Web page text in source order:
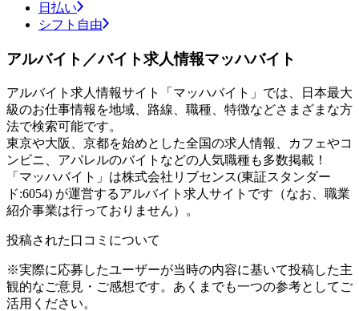
日払い
シフト自由
アルバイト／バイト求人情報マッハバイト
アルバイト求人情報サイト「マッハバイト」では、日本最大
級のお仕事情報を地域、路線、職種、特徴などさまざまな方
法で検索可能です。
東京や大阪、京都を始めとした全国の求人情報、カフェやコ
ンビニ、アパレルのバイトなどの人気職種も多数掲載！
「マッハバイト」は株式会社リブセンス(東証スタンダー
ド:6054) が運営するアルバイト求人サイトです（なお、職業
紹介事業は行っておりません）。
投稿された口コミについて
※実際に応募したユーザーが当時の内容に基いて投稿した主
観的なご意見・ご感想です。あくまでも一つの参考としてご
活用ください。